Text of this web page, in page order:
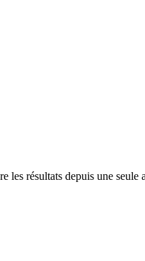
les résultats depuis une seule